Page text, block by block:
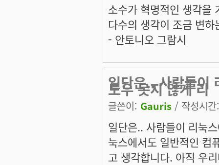
소수가 혁명적인 생각을
다수의 생각이 조금 변
- 안토니오 그람시
일단은.. 사람들이
도우 못지 않게 리
글쓴이: Gauris / 작성시
일단은.. 사람들이 리눅
눅스에서도 일반적인 컴
고 생각합니다. 아직 우